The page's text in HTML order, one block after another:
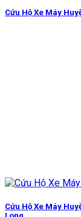
Cứu Hộ Xe Máy
Cứu Hộ Xe Máy